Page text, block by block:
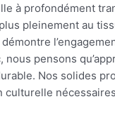
à profondément
pleinement au
pensons
Nos solides